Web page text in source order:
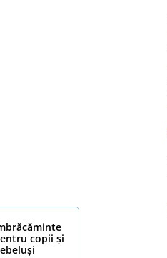
copii și